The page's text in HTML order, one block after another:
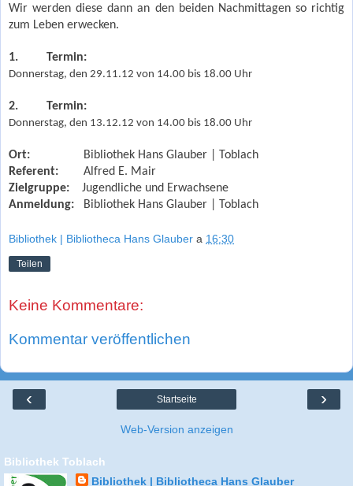
Wir werden diese dann an den beiden Nachmittagen so richtig
zum Leben erwecken.
1. Termin:
Donnerstag, den 29.11.12 von 14.00 bis 18.00 Uhr
2. Termin:
Donnerstag, den 13.12.12 von 14.00 bis 18.00 Uhr
Ort:
Bibliothek Hans Glauber | Toblach
Referent:
Alfred E. Mair
Zielgruppe:
Jugendliche und Erwachsene
Anmeldung:
Bibliothek Hans Glauber | Toblach
Bibliothek | Bibliotheca Hans Glauber a 16:30
Teilen
Keine Kommentare:
Kommentar veröffentlichen
‹ ›
Startseite
Web-Version anzeigen
Bibliothek Toblach
Bibliothek | Bibliotheca Hans Glauber